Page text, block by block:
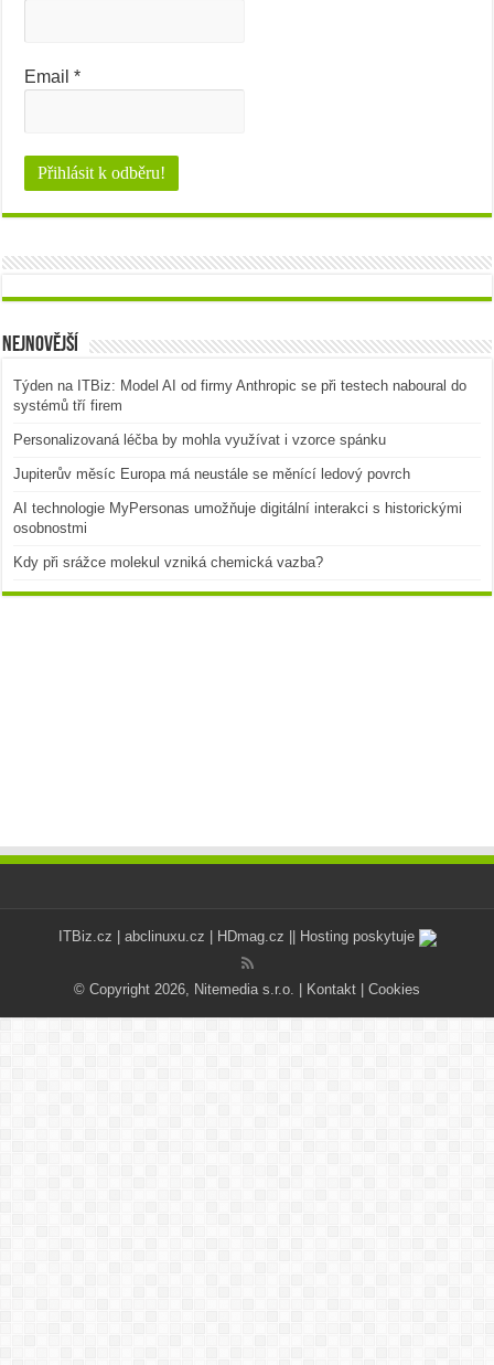
Email*
Nejnovější
Týden na ITBiz: Model AI od firmy Anthropic se při testech naboural do
systémů tří firem
Personalizovaná léčba by mohla využívat i vzorce spánku
Jupiterův měsíc Europa má neustále se měnící ledový povrch
AI technologie MyPersonas umožňuje digitální interakci s historickými
osobnostmi
Kdy při srážce molekul vzniká chemická vazba?
ITBiz.cz abclinuxu.cz HDmag.cz || Hosting poskytuje
© Copyright 2026, Nitemedia s.r.o. | Kontakt Cookies